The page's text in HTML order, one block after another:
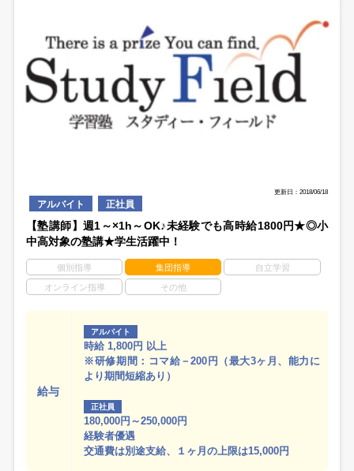
更新日：2018/06/18
アルバイト 正社員
【塾講師】週1～×1h～OK♪未経験でも高時給1800円★◎小
中高対象の塾講★学生活躍中！
個別指導 集団指導 自立学習
オンライン指導 その他
給与
アルバイト
時給 1,800円 以上
※研修期間：コマ給－200円（最大3ヶ月、能力に
より期間短縮あり）
正社員
180,000円～250,000円
経験者優遇
交通費は別途支給、１ヶ月の上限は15,000円